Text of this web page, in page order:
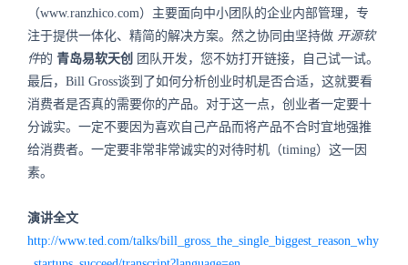
（www.ranzhico.com）主要面向中小团队的企业内部管理，专
注于提供一体化、精简的解决方案。然之协同由坚持做 开源软
件的 青岛易软天创
团队开发，您不妨打开链接，自己试一试。
最后，Bill Gross谈到了如何分析创业时机是否合适，这就要看
消费者是否真的需要你的产品。对于这一点，创业者一定要十
分诚实。一定不要因为喜欢自己产品而将产品不合时宜地强推
给消费者。一定要非常非常诚实的对待时机（timing）这一因
素。
演讲全文
http://www.ted.com/talks/bill_gross_the_single_biggest_reason_why